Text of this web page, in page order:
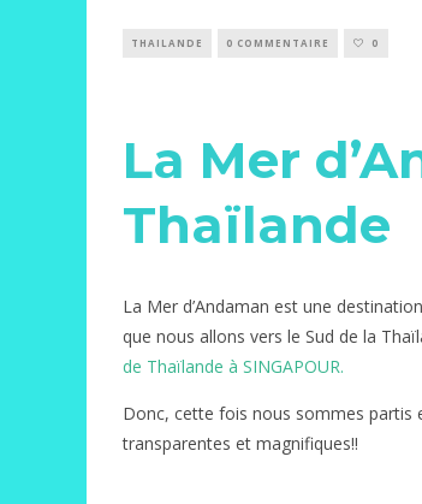
THAILANDE 0 COMMENTAIRE 0
La Mer
Thaïlande
La Mer d’Andaman est une
que nous allons vers le Sud de la
de Thaïlande à SINGAPOUR.
Donc, cette fois nous sommes partis
transparentes et magnifiques!!